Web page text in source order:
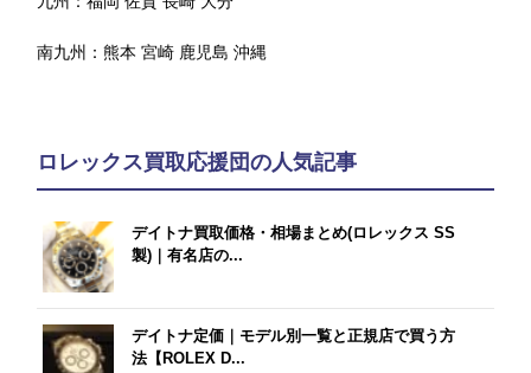
南九州：熊本 宮崎 鹿児島 沖縄
ロレックス買取応援団の人気記事
デイトナ買取価格・相場まとめ(ロレックス SS
製)｜有名店の...
デイトナ定価｜モデル別一覧と正規店で買う方
法【ROLEX D...